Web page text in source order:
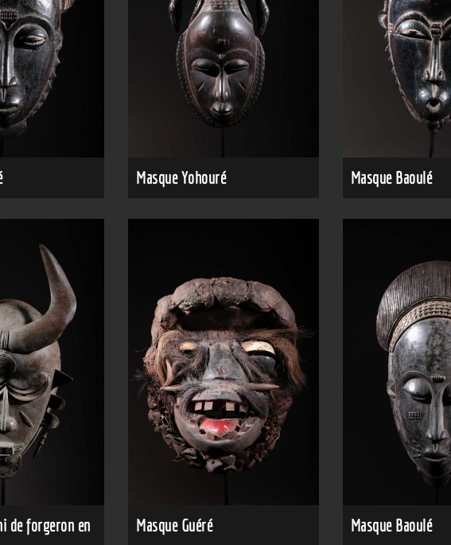
Masque Yohouré Masque Baoulé
de forgeron en
Masque Guéré Masque Baoulé